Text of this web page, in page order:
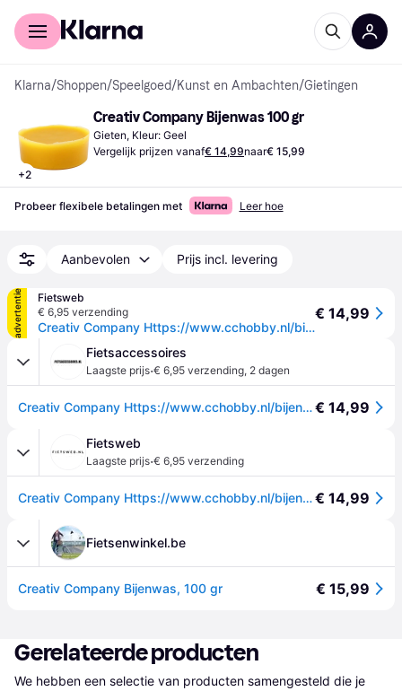
Voor shoppers
Klarna/Shoppen/Speelgoed/Kunst en Ambachten/Gietingen
+2
Creativ Company Bijenwas 100 gr
Gieten, Kleur: Geel
Vergelijk prijzen vanaf€ 14,99naar€ 15,99
Probeer flexibele betalingen met Leer hoe
Aanbevolen Prijs incl. levering
advertentie
Fietsweb
€ 6,95 verzending
Creativ Company Https://www.cchobby.nl/bijenwas-100-gr-1-doosje
€ 14,99
Fietsaccessoires
Laagste prijs·€ 6,95 verzending, 2 dagen
Creativ Company Https://www.cchobby.nl/bijenwas-100-gr-1-doosje€ 14,99
Fietsweb
Laagste prijs·€ 6,95 verzending
Creativ Company Https://www.cchobby.nl/bijenwas-100-gr-1-doosje€ 14,99
Fietsenwinkel.be
Creativ Company Bijenwas, 100 gr € 15,99
Gerelateerde producten
We hebben een selectie van producten samengesteld die je